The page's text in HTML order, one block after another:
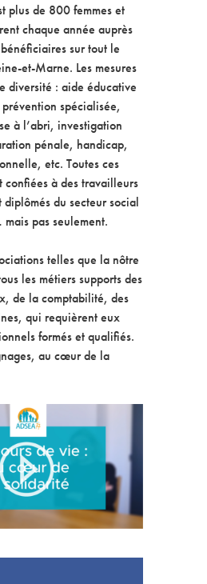
plus de 800 femmes et
chaque année auprès
sur tout le
et-Marne. Les mesures
diversité : aide éducative
spécialisée,
à l’abri, investigation
pénale, handicap,
etc. Toutes ces
confiées à des travailleurs
du secteur social
pas seulement.
telles que la nôtre
les métiers supports des
de la comptabilité, des
qui requièrent eux
formés et qualifiés.
au cœur de la